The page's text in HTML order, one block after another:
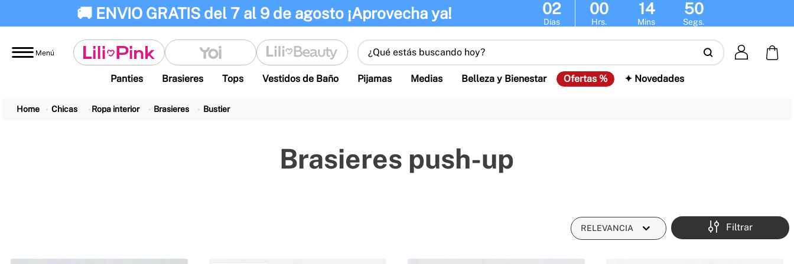
🚚 ENVIO GRATIS del 7 al 9 de agosto ¡Aprovecha ya! 02
Días
00
Hrs.
14
Mins
49
Segs.
Menú ¿Qué estás buscando hoy?
Panties Brasieres Tops Vestidos de Baño Pijamas Medias Belleza y Bienestar Ofertas % ✦ Novedades
Chicas Ropa interior Brasieres Bustier
Brasieres push-up
RELEVANCIA Filtrar